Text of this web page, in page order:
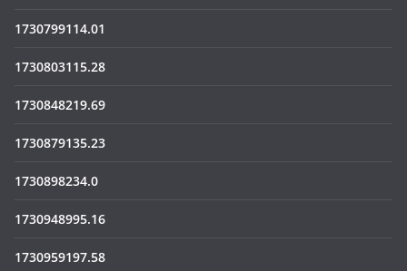
1730799114.01
1730803115.28
1730848219.69
1730879135.23
1730898234.0
1730948995.16
1730959197.58